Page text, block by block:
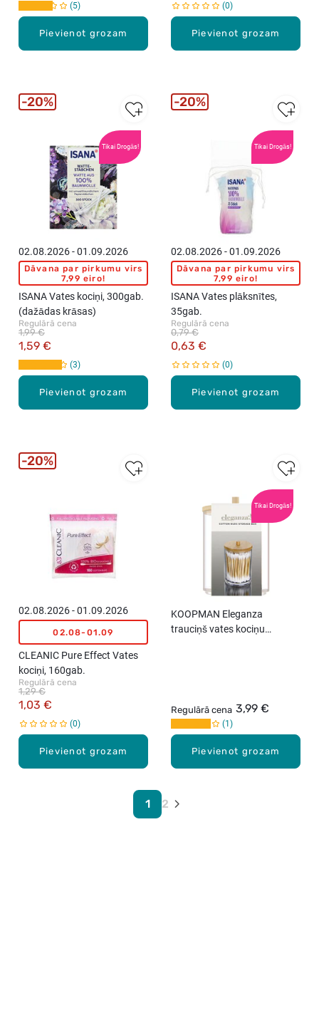
Pievienot grozam
5
Pievienot grozam
0
Tikai Drogās!
Pievienot grozam
02.08.2026 - 01.09.2026
Dāvana par pirkumu virs
7,99 eiro!
ISANA Vates kociņi, 300gab.
(dažādas krāsas)
Regulārā cena
1,59 €
1,99 €
3
20%
Tikai Drogās!
Pievienot grozam
02.08.2026 - 01.09.2026
Dāvana par pirkumu virs
7,99 eiro!
ISANA Vates plāksnītes,
35gab.
Regulārā cena
0,63 €
0,79 €
0
20%
Pievienot grozam
02.08.2026 - 01.09.2026
02.08-01.09
CLEANIC Pure Effect Vates
kociņi, 160gab.
Regulārā cena
1,03 €
1,29 €
0
20%
Tikai Drogās!
Pievienot grozam
KOOPMAN Eleganza
trauciņš vates kociņu
Regulārā cena 3,99 €
1
1 2